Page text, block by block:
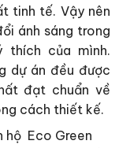
tinh tế. Vậy nên
ánh sáng trong
thích của mình.
dự án đều được
đạt chuẩn về
cách thiết kế.
hộ Eco Green